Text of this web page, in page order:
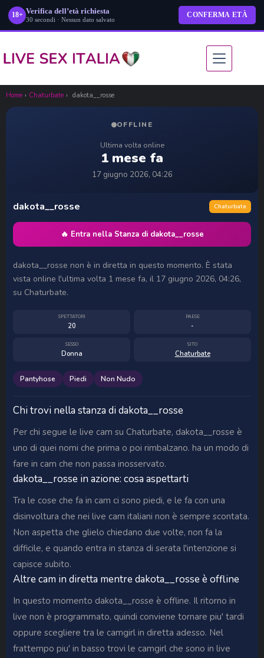
18+ Verifica dell’età richiesta
30 secondi · Nessun dato salvato
CONFERMA ETÀ
contenuto
Home › Chaturbate › dakota__rosse
OFFLINE
Ultima volta online
1 mese fa
17 giugno 2026, 04:26
dakota__rosse Chaturbate
🔥 Entra nella Stanza di dakota__rosse
dakota__rosse non è in diretta in questo momento. È stata
vista online l'ultima volta 1 mese fa, il 17 giugno 2026, 04:26,
su Chaturbate.
SPETTATORI
20
PAESE
-
SESSO
Donna
SITO
Chaturbate
Pantyhose Piedi Non Nudo
Chi trovi nella stanza di dakota__rosse
Per chi segue le live cam su Chaturbate, dakota__rosse è
uno di quei nomi che prima o poi rimbalzano. ha un modo di
fare in cam che non passa inosservato.
dakota__rosse in azione: cosa aspettarti
Tra le cose che fa in cam ci sono piedi, e le fa con una
disinvoltura che nei live cam italiani non è sempre scontata.
Non aspetta che glielo chiedano due volte, non fa la
difficile, e quando entra in stanza di serata l'intenzione si
capisce subito.
Altre cam in diretta mentre dakota__rosse è offline
In questo momento dakota__rosse è offline. Il ritorno in
live non è programmato, quindi conviene tornare piu' tardi
oppure scegliere tra le camgirl in diretta adesso. Nel
frattempo piu' in basso trovi le camgirl che sono in live